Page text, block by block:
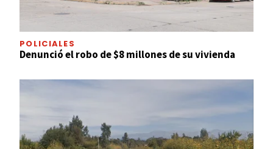
POLICIALES
Denunció el robo de $8 millones de su vivienda